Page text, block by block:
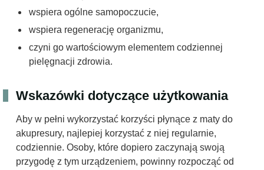
wspiera ogólne samopoczucie,
wspiera regenerację organizmu,
czyni go wartościowym elementem codziennej
pielęgnacji zdrowia.
Wskazówki dotyczące użytkowania
Aby w pełni wykorzystać korzyści płynące z maty do
akupresury, najlepiej korzystać z niej regularnie,
codziennie. Osoby, które dopiero zaczynają swoją
przygodę z tym urządzeniem, powinny rozpocząć od